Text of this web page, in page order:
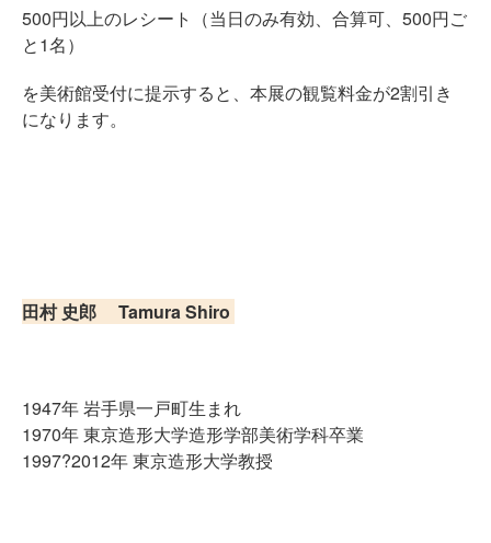
500円以上のレシート（当日のみ有効、合算可、500円ご
と1名）
を美術館受付に提示すると、本展の観覧料金が2割引き
になります。
田村 史郎 Tamura Shiro
1947年 岩手県一戸町生まれ
1970年 東京造形大学造形学部美術学科卒業
1997?2012年 東京造形大学教授